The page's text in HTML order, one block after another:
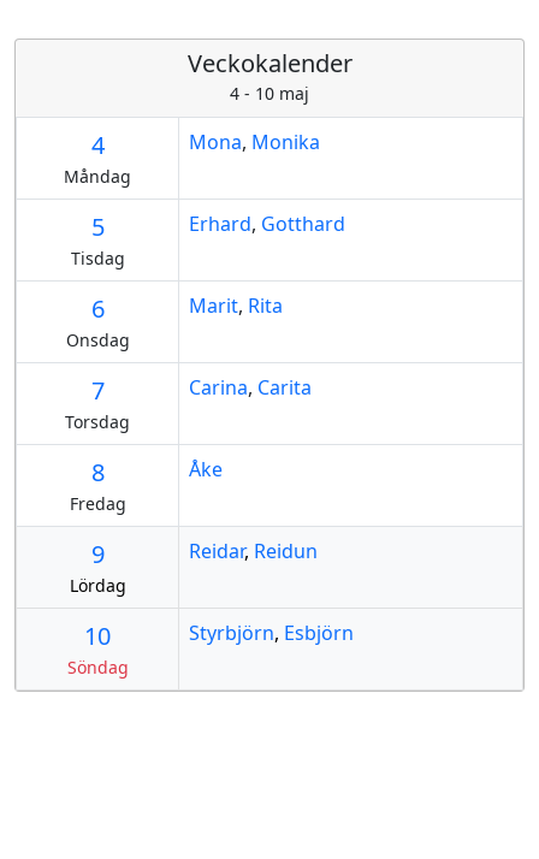
Veckokalender
4 - 10 maj
4
Måndag
Mona, Monika
5
Tisdag
Erhard, Gotthard
6
Onsdag
Marit, Rita
7
Torsdag
Carina, Carita
8
Fredag
Åke
9
Lördag
Reidar, Reidun
10
Söndag
Styrbjörn, Esbjörn